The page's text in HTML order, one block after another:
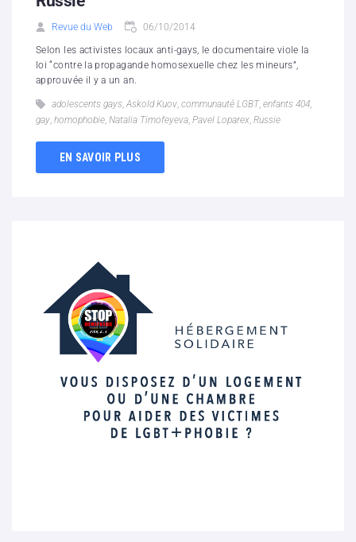
Revue du Web 06/10/2014
Selon les activistes locaux anti-gays, le documentaire viole la
loi “contre la propagande homosexuelle chez les mineurs”,
approuvée il y a un an.
adolescents gays, Askold Kuov, communauté LGBT, enfants 404,
gay, homophobie, Natalia Timofeyeva, Pavel Loparex, Russie
EN SAVOIR PLUS